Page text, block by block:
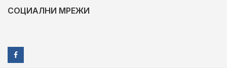
СОЦИАЛНИ МРЕЖИ